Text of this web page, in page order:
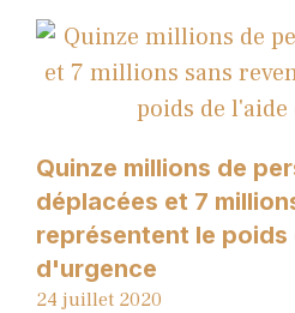
Quinze millions de
déplacées et 7
représentent le poids
d'urgence
24 juillet 2020